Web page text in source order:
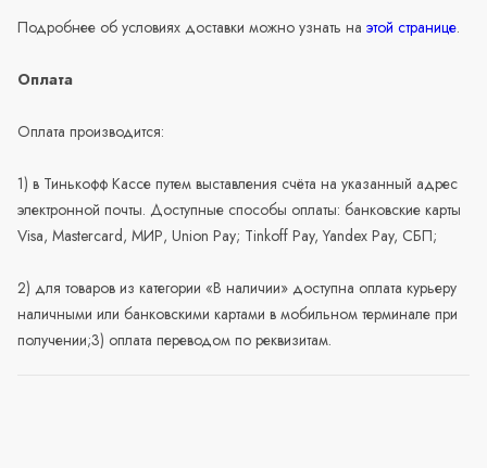
Подробнее об условиях доставки можно узнать на этой странице.
Оплата
Оплата производится:
1) в Тинькофф Кассе путем выставления счёта на указанный адрес
электронной почты. Доступные способы оплаты: банковские карты
Visa, Mastercard, МИР, Union Pay; Tinkoff Pay, Yandex Pay, СБП;
2) для товаров из категории «В наличии» доступна оплата курьеру
наличными или банковскими картами в мобильном терминале при
получении;3) оплата переводом по реквизитам.